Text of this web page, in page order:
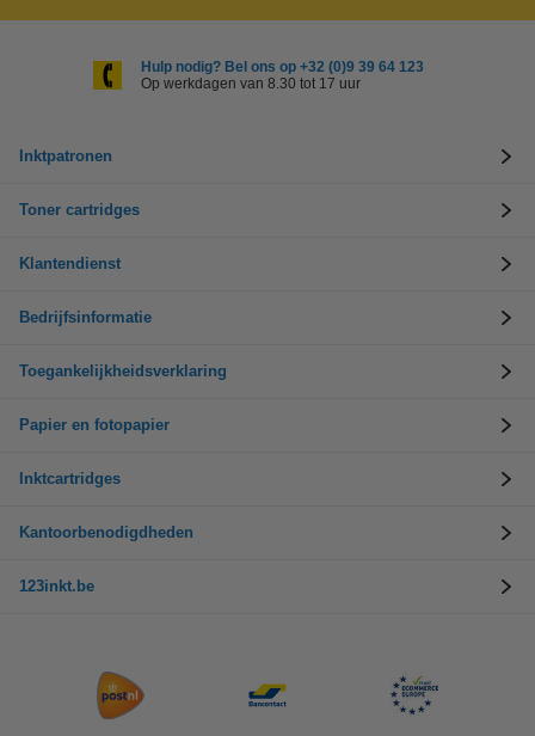
Hulp nodig? Bel ons op +32 (0)9 39 64 123
Op werkdagen van 8.30 tot 17 uur
Inktpatronen
Toner cartridges
Klantendienst
Bedrijfsinformatie
Toegankelijkheidsverklaring
Papier en fotopapier
Inktcartridges
Kantoorbenodigdheden
123inkt.be